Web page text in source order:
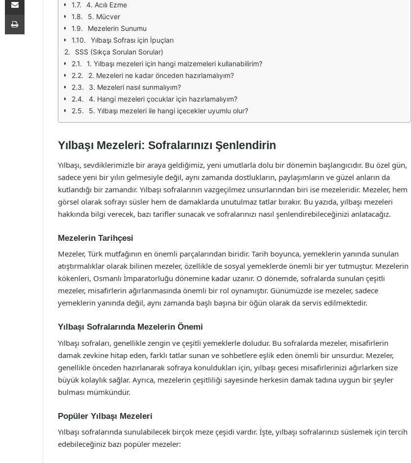
4. Acılı Ezme
5. Mücver
Mezelerin Sunumu
Yılbaşı Sofrası için İpuçları
SSS (Sıkça Sorulan Sorular)
1. Yılbaşı mezeleri için hangi malzemeleri kullanabilirim?
2. Mezeleri ne kadar önceden hazırlamalıyım?
3. Mezeleri nasıl sunmalıyım?
4. Hangi mezeleri çocuklar için hazırlamalıyım?
5. Yılbaşı mezeleri ile hangi içecekler uyumlu olur?
Yılbaşı Mezeleri: Sofralarınızı Şenlendirin
Yılbaşı, sevdiklerimizle bir araya geldiğimiz, yeni umutlarla dolu bir dönemin başlangıcıdır. Bu özel gün,
sadece yeni bir yılın gelmesiyle değil, aynı zamanda dostlukların, paylaşımların ve güzel anların da
kutlandığı bir zamandır. Yılbaşı sofralarının vazgeçilmez unsurlarından biri ise mezeleridir. Mezeler, hem
görsel olarak sofrayı süsler hem de damaklarda unutulmaz tatlar bırakır. Bu yazıda, yılbaşı mezeleri
hakkında bilgi verecek, bazı tarifler sunacak ve sofralarınızı nasıl şenlendirebileceğinizi anlatacağız.
Mezelerin Tarihçesi
Mezeler, Türk mutfağının en önemli parçalarından biridir. Tarih boyunca, yemeklerin yanında sunulan
atıştırmalıklar olarak bilinen mezeler, özellikle de sosyal yemeklerde önemli bir yer tutmuştur. Mezelerin
kökenleri, Osmanlı İmparatorluğu dönemine kadar uzanır. O dönemde, sofralarda sunulan çeşitli
mezeler, misafirlerin ağırlanmasında önemli bir rol oynamıştır. Günümüzde ise mezeler, sadece
yemeklerin yanında değil, aynı zamanda başlı başına bir öğün olarak da servis edilmektedir.
Yılbaşı Sofralarında Mezelerin Önemi
Yılbaşı sofraları, genellikle zengin ve çeşitli yemeklerle doludur. Bu sofralarda mezeler, misafirlerin
damak zevkine hitap eden, farklı tatlar sunan ve sohbetlere eşlik eden önemli bir unsurdur. Mezeler,
genellikle önceden hazırlanarak sofraya konuldukları için, yılbaşı gecesi misafirlerinizi ağırlarken size
büyük kolaylık sağlar. Ayrıca, mezelerin çeşitliliği sayesinde herkesin damak tadına uygun bir şeyler
bulması mümkündür.
Popüler Yılbaşı Mezeleri
Yılbaşı sofralarında sunulabilecek birçok meze çeşidi vardır. İşte, yılbaşı sofralarınızı süslemek için tercih
edebileceğiniz bazı popüler mezeler: